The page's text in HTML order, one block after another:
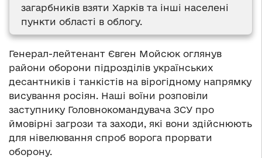
загарбників взяти Харків та інші населені
пункти області в облогу.
Генерал-лейтенант Євген Мойсюк оглянув
райони оборони підрозділів українських
десантників і танкістів на вірогідному напрямку
висування росіян. Наші воїни розповіли
заступнику Головнокомандувача ЗСУ про
ймовірні загрози та заходи, які вони здійснюють
для нівелювання спроб ворога прорвати
оборону.